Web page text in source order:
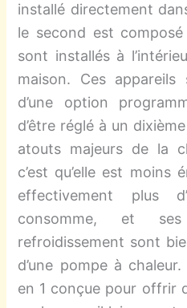
installé directement
le second est
sont installés à
maison. Ces
d’une option
d’être réglé à un
atouts majeurs de la
c’est qu’elle est moins
effectivement plus
consomme, et
refroidissement sont
d’une pompe à
en 1 conçue pour offrir